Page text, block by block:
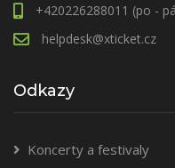
+420226288011 (po -
helpdesk@xticket.cz
Odkazy
Koncerty a festivaly